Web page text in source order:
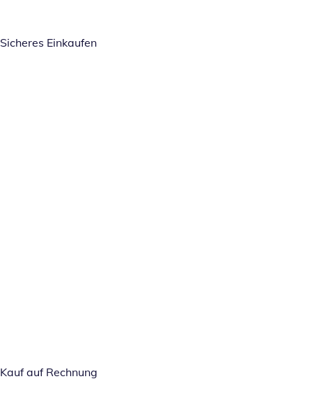
Sicheres Einkaufen
Kauf auf Rechnung